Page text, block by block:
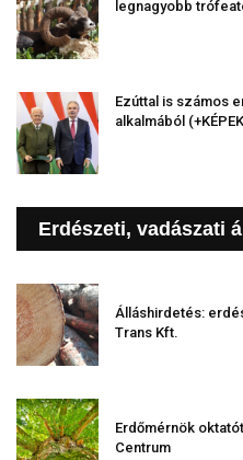
legnagyobb
Ezúttal is számos
alkalmából
Erdészeti, vadászati
Álláshirdetés:
Trans Kft.
Erdőmérnök
Centrum